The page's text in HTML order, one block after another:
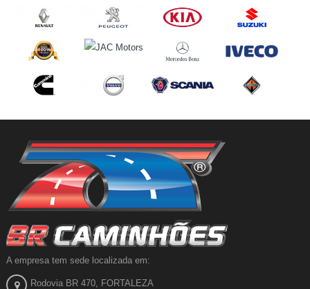
A empresa tem sede localizada em:
Rodovia BR 470, FORTALEZA